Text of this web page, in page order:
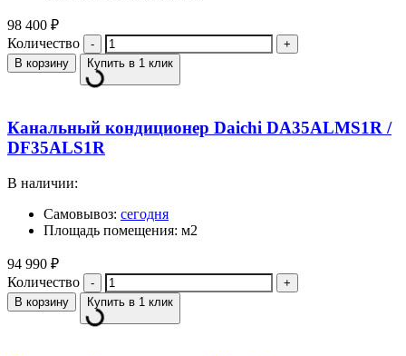
98 400 ₽
Количество
В корзину Купить в 1 клик
Канальный кондиционер Daichi DA35ALMS1R /
DF35ALS1R
В наличии:
Самовывоз: сегодня
Площадь помещения: м2
94 990 ₽
Количество
В корзину Купить в 1 клик